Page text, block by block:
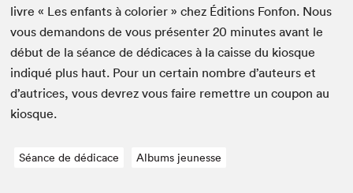
livre « Les enfants à col­o­ri­er » chez Édi­tions Fon­fon. Nous
vous deman­dons de vous présen­ter20 min­utes avant le
début de la séance de dédi­caces à la caisse du kiosque
indiqué plus haut. Pour un cer­tain nom­bre d’auteurs et
d’autrices, vous devrez vous faire remet­tre un coupon au
kiosque.
Séance de dédicace Albums jeunesse